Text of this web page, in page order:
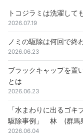
トコジラミは洗濯して
2026.07.19
ノミの駆除は何回で終
2026.06.23
ブラックキャップを置
とは
2026.06.23
「水まわりに出るゴ
駆除事例」 林 (群馬
2026.06.04